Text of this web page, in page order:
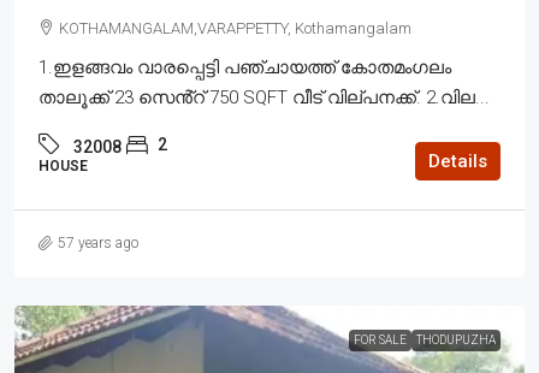
KOTHAMANGALAM,VARAPPETTY, Kothamangalam
1.ഇളങ്ങവം വാരപ്പെട്ടി പഞ്ചായത്ത് കോതമംഗലം
താലൂക്ക് 23 സെൻ്റ് 750 SQFT വീട് വില്പനക്ക്. 2.വില...
32008 2
HOUSE Details
57 years ago
FOR SALE THODUPUZHA